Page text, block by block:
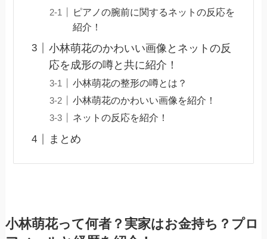
ピアノの腕前に関するネットの反応を
紹介！
小林萌花のかわいい画像とネットの反
応を成形の噂と共に紹介！
小林萌花の整形の噂とは？
小林萌花のかわいい画像を紹介！
ネットの反応を紹介！
まとめ
小林萌花って何者？実家はお金持ち？プロ